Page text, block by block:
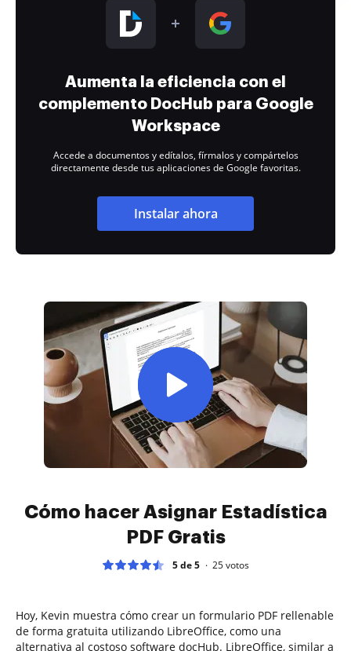
Aumenta la eficiencia con el
complemento DocHub para Google
Workspace
Accede a documentos y edítalos, fírmalos y compártelos
directamente desde tus aplicaciones de Google favoritas.
Instalar ahora
Cómo hacer Asignar Estadística
PDF Gratis
5 de 5 25votos
Hoy, Kevin muestra cómo crear un formulario PDF rellenable
de forma gratuita utilizando LibreOffice, como una
alternativa al costoso software docHub. LibreOffice, similar a